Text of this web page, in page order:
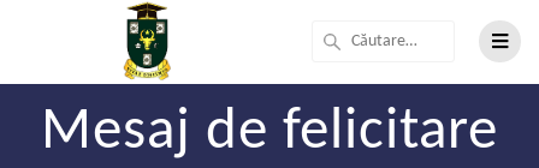
Mesaj de felicitare